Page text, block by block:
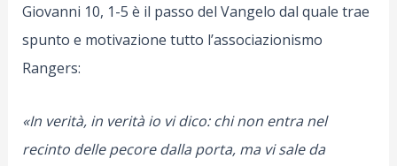
Giovanni 10, 1-5 è il passo del Vangelo dal quale trae
spunto e motivazione tutto l’associazionismo
Rangers:
«In verità, in verità io vi dico: chi non entra nel
recinto delle pecore dalla porta, ma vi sale da